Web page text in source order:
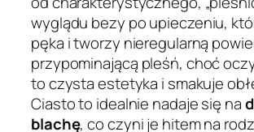
wyglądu bezy po upieczeniu,
pęka i tworzy nieregularną
przypominającą pleśń, choć
to czysta estetyka i smakuje
Ciasto to idealnie nadaje się na
blachę, co czyni je hitem na